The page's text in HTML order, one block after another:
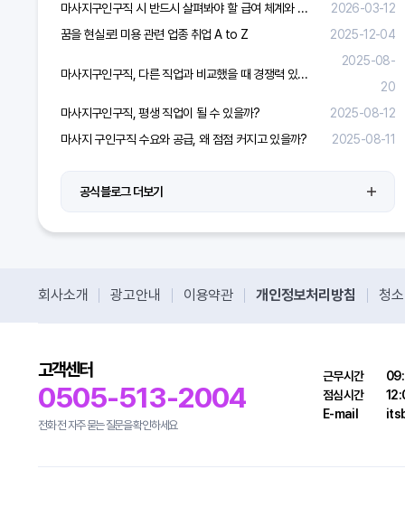
마사지구인구직 시 반드시 살펴봐야 할 급여 체계와 합리적 보상 가이드
2026-03-12
꿈을 현실로! 미용 관련 업종 취업 A to Z
2025-12-04
마사지구인구직, 다른 직업과 비교했을 때 경쟁력 있을까?
2025-08-
20
마사지구인구직, 평생 직업이 될 수 있을까?
2025-08-12
마사지 구인구직 수요와 공급, 왜 점점 커지고 있을까?
2025-08-11
공식블로그 더보기
회사소개 광고안내 이용약관 개인정보처리방침 청
고객센터
0505-513-2004
전화 전 자주 묻는 질문을 확인하세요
근무시간
점심시간
E-mail